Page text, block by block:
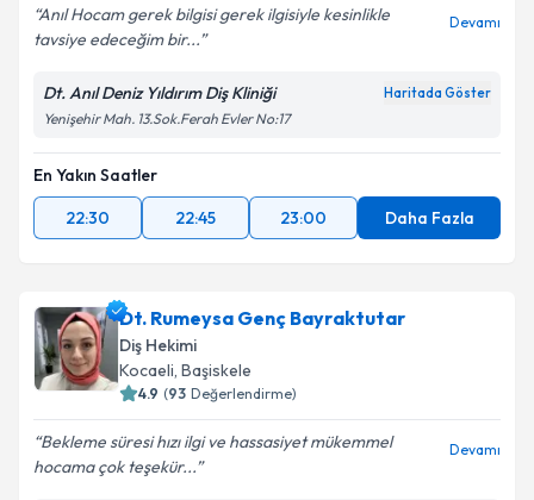
kapsamda işlenmesini kabul ediyorum.
Takvim Talebini Gönder
Anıl Hocam gerek bilgisi gerek ilgisiyle kesinlikle
tavsiye edeceğim bir...
Devamı
Dt. Anıl Deniz Yıldırım Diş Kliniği Haritada Göster
Yenişehir Mah. 13.Sok.Ferah Evler No:17
En Yakın Saatler
22:30
22:45 23:00 Daha Fazla
Dt. Rumeysa Genç Bayraktutar
Diş Hekimi
Kocaeli, Başiskele
4.9 (93 Değerlendirme)
Bekleme süresi hızı ilgi ve hassasiyet mükemmel
hocama çok teşekür...
Devamı